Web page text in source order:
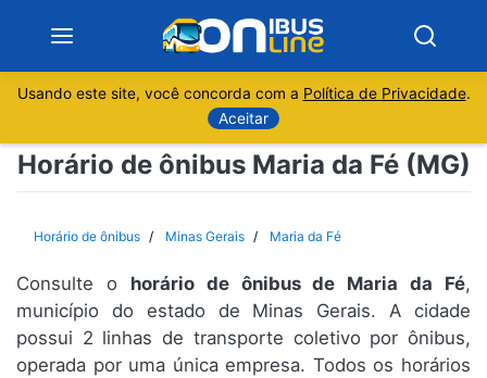
Sobre
Minas Gerais
São Paulo
Rio de Janeiro
Usando este site, você concorda com a Política de Privacidade.
Aceitar
Horário de ônibus Maria da Fé (MG)
Horário de ônibus Minas Gerais Maria da Fé
Consulte o horário de ônibus de Maria da Fé,
município do estado de Minas Gerais. A cidade
possui 2 linhas de transporte coletivo por ônibus,
operada por uma única empresa. Todos os horários